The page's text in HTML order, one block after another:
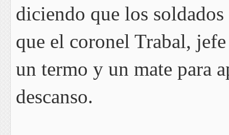
diciendo que los
que el coronel Trabal,
un termo y un mate para
descanso.